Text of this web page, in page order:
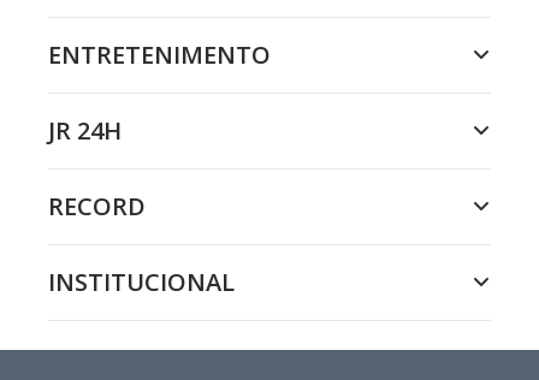
ENTRETENIMENTO
JR 24H
RECORD
INSTITUCIONAL